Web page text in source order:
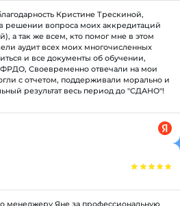
Кристине Трескиной,
решении вопроса моих аккредитаций
а так же всем, кто помог мне в этом
аудит всех моих многочисленных
и все документы об обучении,
Своевременно отвечали на мои
с отчетом, поддерживали морально и
результат весь период до "СДАНО"!
менеджеру Яне за профессиональную